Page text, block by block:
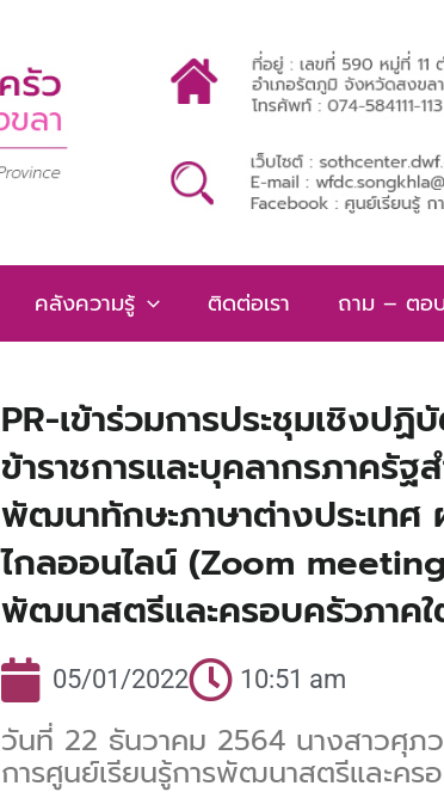
คลังความรู้ ติดต่อเรา ถาม – ตอ
PR-เข้าร่วมการประชุมเชิงป
ข้าราชการและบุคลากรภาครั
พัฒนาทักษะภาษาต่างประเทศ
ไกลออนไลน์ (Zoom
พัฒนาสตรีและครอบครัวภาค
05/01/2022 10:51 am
วันที่ 22 ธันวาคม 2564 นางสาวศุ
การศูนย์เรียนรู้การพัฒนาสตรีและคร